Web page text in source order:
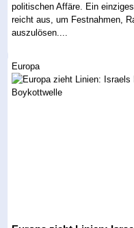
politischen Affäre. Ein
reicht aus, um Festnahmen,
auszulösen....
Europa